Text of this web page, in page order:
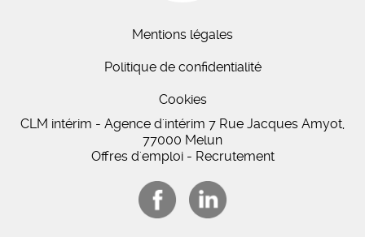
Mentions légales
Politique de confidentialité
Cookies
CLM intérim - Agence d'intérim 7 Rue Jacques Amyot,
77000 Melun
Offres d'emploi - Recrutement